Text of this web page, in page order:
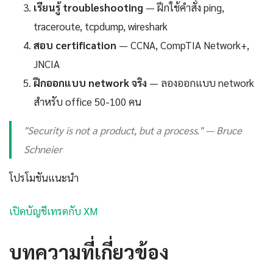
เรียนรู้ troubleshooting — ฝึกใช้คำสั่ง ping,
traceroute, tcpdump, wireshark
สอบ certification — CCNA, CompTIA Network+,
JNCIA
ฝึกออกแบบ network จริง — ลองออกแบบ network
สำหรับ office 50-100 คน
"Security is not a product, but a process." — Bruce
Schneier
โปรโมชันแนะนำ
เปิดบัญชีเทรดกับ XM
บทความที่เกี่ยวข้อง